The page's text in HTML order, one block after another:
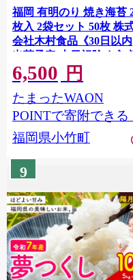
福岡 有明のり 焼き海苔
枚入 2袋セット 50枚 株
会社木村食品《30日以
出荷予定(土日祝除く)》
岡県 小竹町 有明のり 有
海 焼き海苔 海苔 包装 お
すび 風味 うま味
6,500 円
たまったWAON
POINTで寄附できる
福岡県小竹町
9